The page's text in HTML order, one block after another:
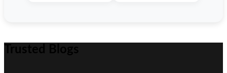
Trusted Blogs